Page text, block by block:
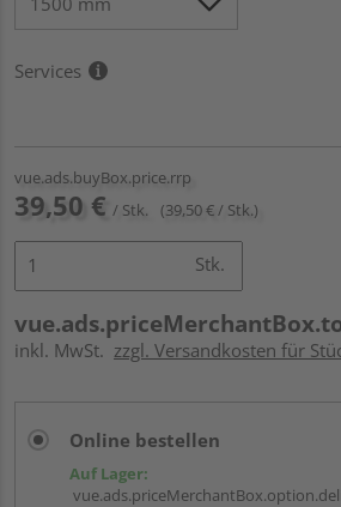
Services
vue.ads.buyBox.price.rrp
39,50 € / Stk. (39,50 € / Stk.)
Stk.
inkl. MwSt. zzgl. Versandkosten für
Online bestellen
Auf Lager: